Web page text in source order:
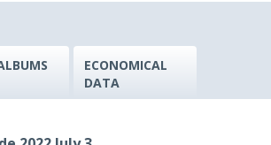
ECONOMICAL
DATA